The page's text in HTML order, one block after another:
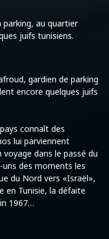
parking, au quartier
juifs tunisiens.
gardien de parking
encore quelques juifs
connaît des
lui parviennent
dans le passé du
des moments les
du Nord vers «Israël»,
en Tunisie, la défaite
1967…